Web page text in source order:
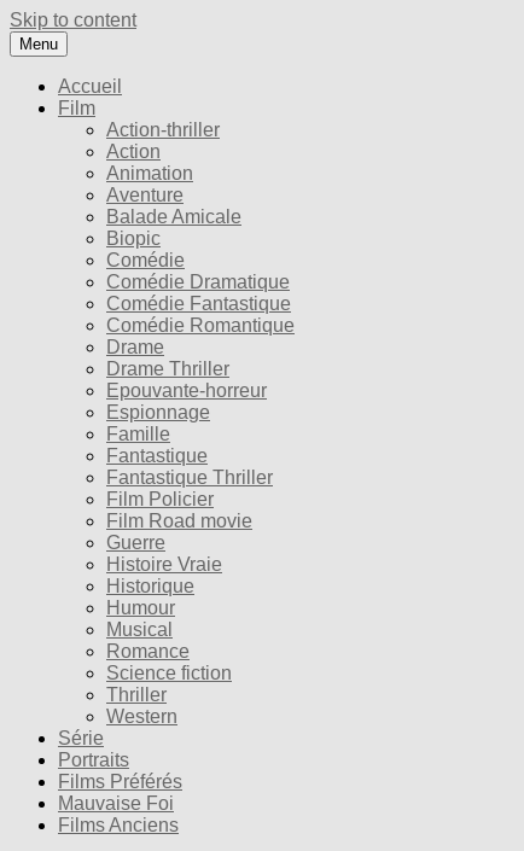
Skip to content
Menu
Accueil
Film
Action-thriller
Action
Animation
Aventure
Balade Amicale
Biopic
Comédie
Comédie Dramatique
Comédie Fantastique
Comédie Romantique
Drame
Drame Thriller
Epouvante-horreur
Espionnage
Famille
Fantastique
Fantastique Thriller
Film Policier
Film Road movie
Guerre
Histoire Vraie
Historique
Humour
Musical
Romance
Science fiction
Thriller
Western
Série
Portraits
Films Préférés
Mauvaise Foi
Films Anciens